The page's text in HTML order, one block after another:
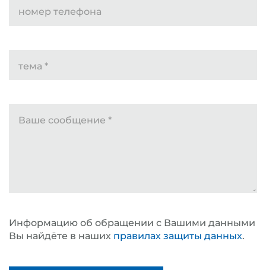
номер телефона
тема *
Ваше сообщение *
Информацию об обращении с Вашими данными
Вы найдёте в наших правилах защиты данных.